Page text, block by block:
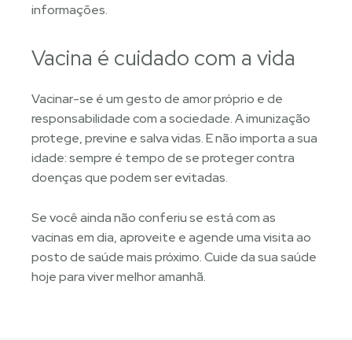
informações.
Vacina é cuidado com a vida
Vacinar-se é um gesto de amor próprio e de
responsabilidade com a sociedade. A imunização
protege, previne e salva vidas. E não importa a sua
idade: sempre é tempo de se proteger contra
doenças que podem ser evitadas.
Se você ainda não conferiu se está com as
vacinas em dia, aproveite e agende uma visita ao
posto de saúde mais próximo. Cuide da sua saúde
hoje para viver melhor amanhã.